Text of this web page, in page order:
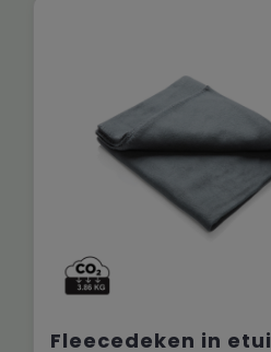
Fleecedeken in etui